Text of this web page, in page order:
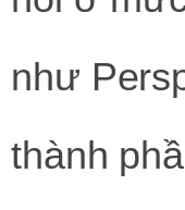
như
thành